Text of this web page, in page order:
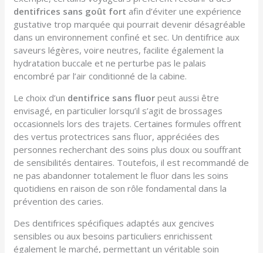
dentifrices sans goût fort afin d’éviter une expérience
gustative trop marquée qui pourrait devenir désagréable
dans un environnement confiné et sec. Un dentifrice aux
saveurs légères, voire neutres, facilite également la
hydratation buccale et ne perturbe pas le palais
encombré par l’air conditionné de la cabine.
Le choix d’un dentifrice sans fluor peut aussi être
envisagé, en particulier lorsqu’il s’agit de brossages
occasionnels lors des trajets. Certaines formules offrent
des vertus protectrices sans fluor, appréciées des
personnes recherchant des soins plus doux ou souffrant
de sensibilités dentaires. Toutefois, il est recommandé de
ne pas abandonner totalement le fluor dans les soins
quotidiens en raison de son rôle fondamental dans la
prévention des caries.
Des dentifrices spécifiques adaptés aux gencives
sensibles ou aux besoins particuliers enrichissent
également le marché, permettant un véritable soin